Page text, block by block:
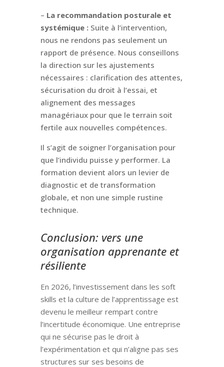
– La recommandation posturale et
systémique :Suite à l’intervention,
nous ne rendons pas seulement un
rapport de présence. Nous conseillons
la direction sur les ajustements
nécessaires : clarification des attentes,
sécurisation du droit à l’essai, et
alignement des messages
managériaux pour que le terrain soit
fertile aux nouvelles compétences.
Il s’agit de soigner l’organisation pour
que l’individu puisse y performer. La
formation devient alors un levier de
diagnostic et de transformation
globale, et non une simple rustine
technique.
Conclusion: vers une
organisation apprenante et
résiliente
En 2026, l’investissement dans les soft
skills et la culture de l’apprentissage est
devenu le meilleur rempart contre
l’incertitude économique. Une entreprise
qui ne sécurise pas le droit à
l’expérimentation et qui n’aligne pas ses
structures sur ses besoins de